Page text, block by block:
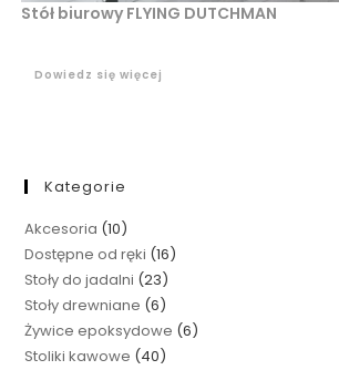
Stół biurowy FLYING DUTCHMAN
Dowiedz się więcej
Kategorie
Akcesoria 10
Dostępne od ręki 16
Stoły do jadalni 23
Stoły drewniane 6
Żywice epoksydowe 6
Stoliki kawowe 40